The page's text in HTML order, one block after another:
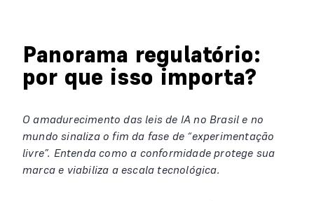
Panorama regulatório:
por que isso importa?
O amadurecimento das leis de IA no Brasil e no
mundo sinaliza o fim da fase de “experimentação
livre”. Entenda como a conformidade protege sua
marca e viabiliza a escala tecnológica.